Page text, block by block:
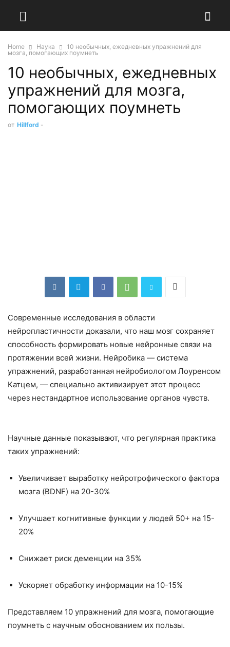
Home Наука
10 необычных, ежедневных упражнений для
мозга, помогающих поумнеть
10 необычных, ежедневных
упражнений для мозга,
помогающих поумнеть
от Hillford -
Современные исследования в области
нейропластичности доказали, что наш мозг сохраняет
способность формировать новые нейронные связи на
протяжении всей жизни. Нейробика — система
упражнений, разработанная нейробиологом Лоуренсом
Катцем, — специально активизирует этот процесс
через нестандартное использование органов чувств.
Научные данные показывают, что регулярная практика
таких упражнений:
Увеличивает выработку нейротрофического фактора
мозга (BDNF) на 20-30%
Улучшает когнитивные функции у людей 50+ на 15-
20%
Снижает риск деменции на 35%
Ускоряет обработку информации на 10-15%
Представляем 10 упражнений для мозга, помогающие
поумнеть с научным обоснованием их пользы.